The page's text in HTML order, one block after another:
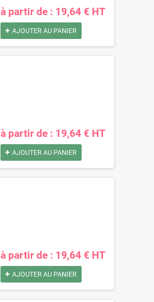
à partir de : 19,64 € HT
AJOUTER AU PANIER
à partir de : 19,64 € HT
AJOUTER AU PANIER
à partir de : 19,64 € HT
AJOUTER AU PANIER